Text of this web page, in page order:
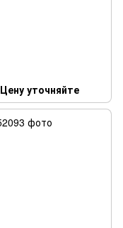
Цену уточняйте